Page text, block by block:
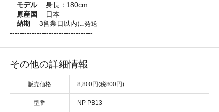
モデル身長：180cm
原産国 日本
納期 3営業日以内に発送
----------------------------------
その他の詳細情報
販売価格 8,800円(税800円)
型番 NP-PB13